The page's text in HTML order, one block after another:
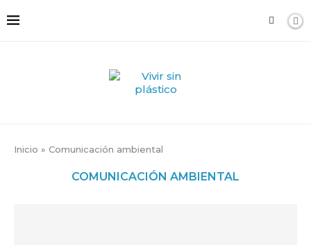
Inicio » Comunicación ambiental
COMUNICACIÓN AMBIENTAL